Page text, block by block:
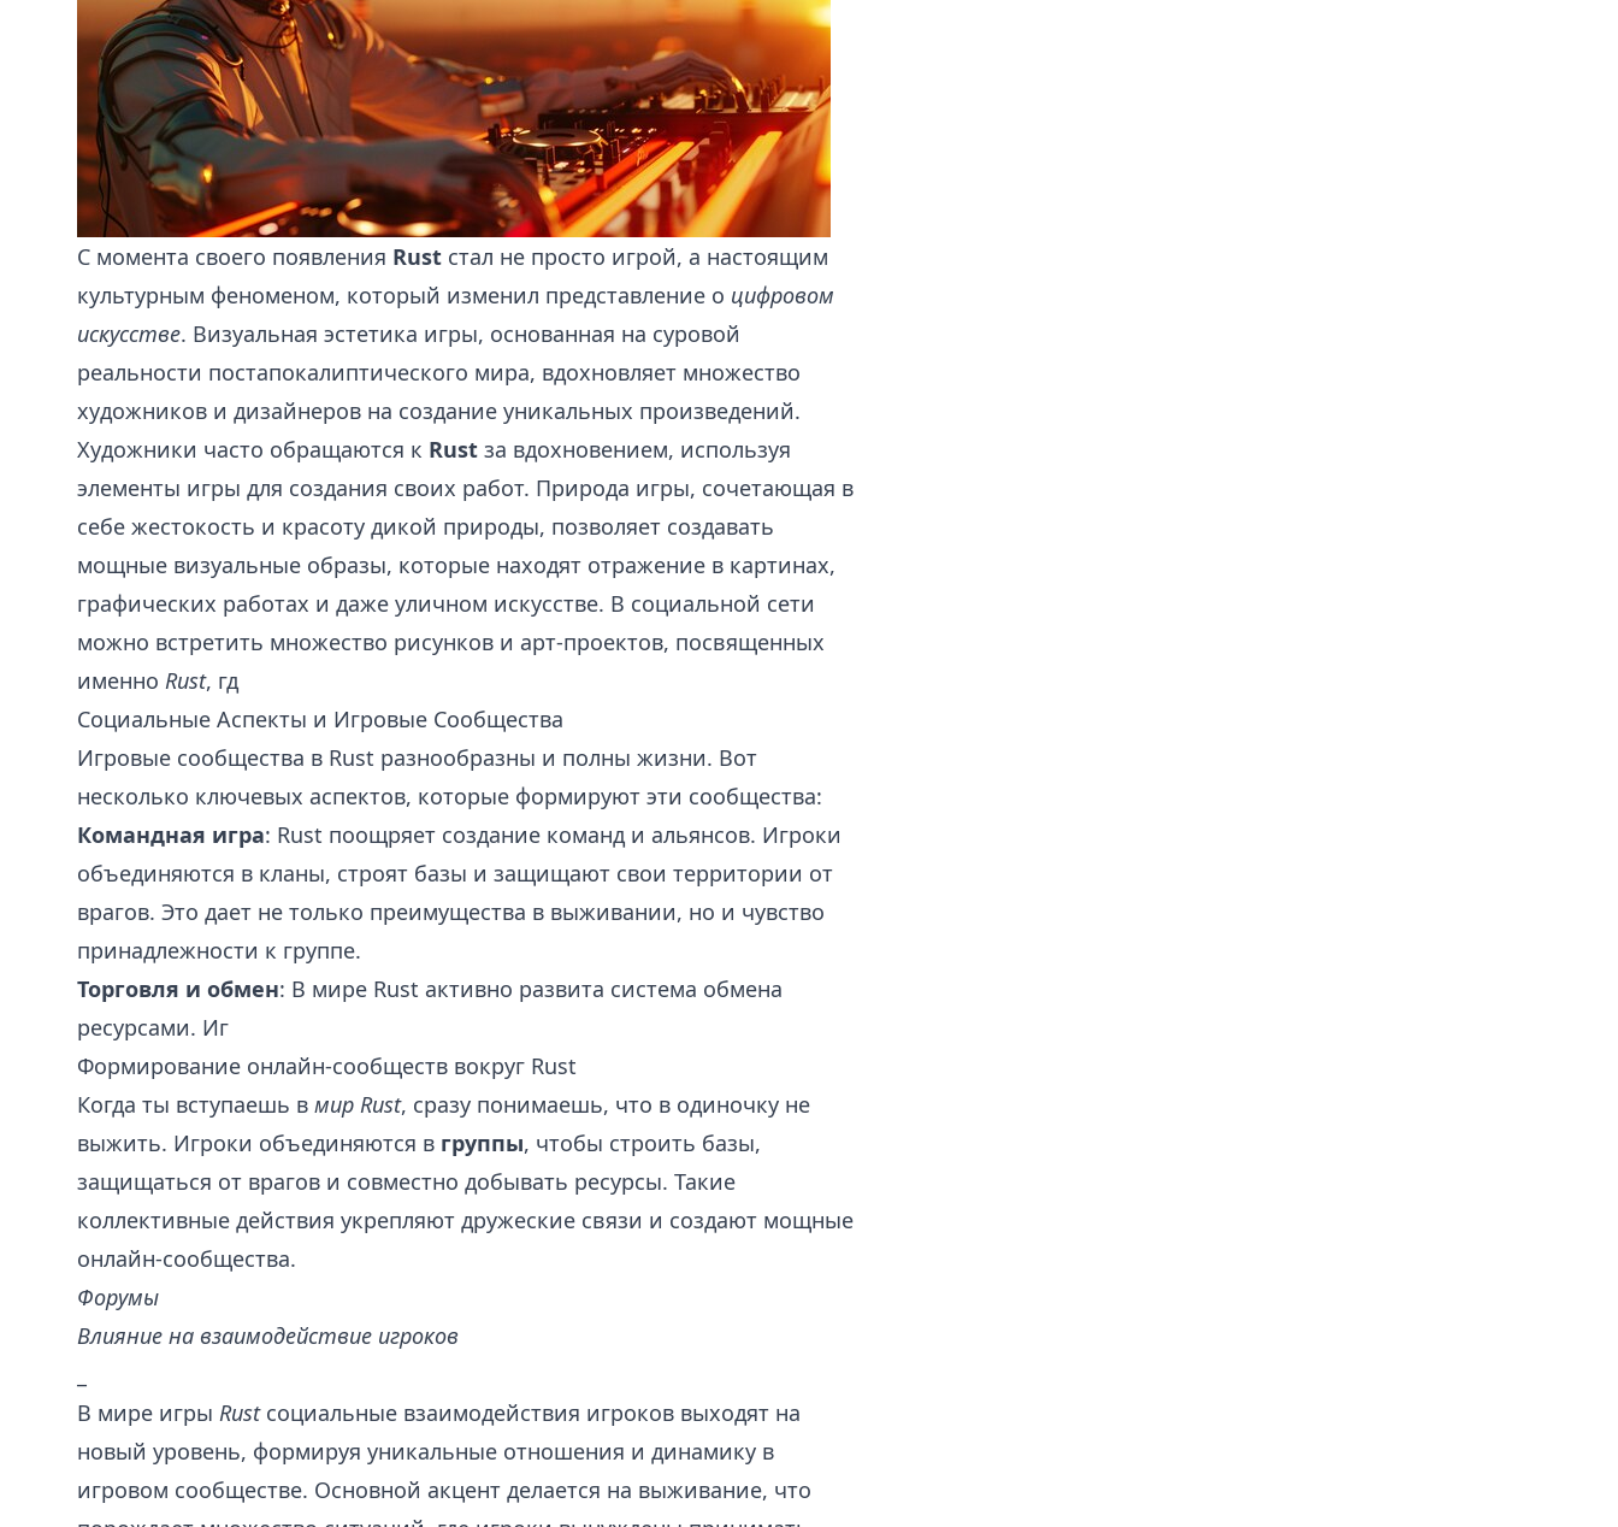
С момента своего появления Rust стал не просто игрой, а настоящим
культурным феноменом, который изменил представление о цифровом
искусстве. Визуальная эстетика игры, основанная на суровой
реальности постапокалиптического мира, вдохновляет множество
художников и дизайнеров на создание уникальных произведений.
Художники часто обращаются к Rust за вдохновением, используя
элементы игры для создания своих работ. Природа игры, сочетающая в
себе жестокость и красоту дикой природы, позволяет создавать
мощные визуальные образы, которые находят отражение в картинах,
графических работах и даже уличном искусстве. В социальной сети
можно встретить множество рисунков и арт-проектов, посвященных
именно Rust, гд
Социальные Аспекты и Игровые Сообщества
Игровые сообщества в Rust разнообразны и полны жизни. Вот
несколько ключевых аспектов, которые формируют эти сообщества:
Командная игра: Rust поощряет создание команд и альянсов. Игроки
объединяются в кланы, строят базы и защищают свои территории от
врагов. Это дает не только преимущества в выживании, но и чувство
принадлежности к группе.
Торговля и обмен: В мире Rust активно развита система обмена
ресурсами. Иг
Формирование онлайн-сообществ вокруг Rust
Когда ты вступаешь в мир Rust, сразу понимаешь, что в одиночку не
выжить. Игроки объединяются в группы, чтобы строить базы,
защищаться от врагов и совместно добывать ресурсы. Такие
коллективные действия укрепляют дружеские связи и создают мощные
онлайн-сообщества.
Форумы
Влияние на взаимодействие игроков
В мире игры Rustсоциальные взаимодействия игроков выходят на
новый уровень, формируя уникальные отношения и динамику в
игровом сообществе. Основной акцент делается на выживание, что